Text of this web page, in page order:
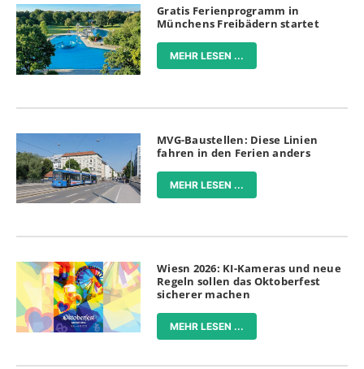
Gratis Ferienprogramm in
Münchens Freibädern startet
MEHR LESEN ...
MVG-Baustellen: Diese Linien
fahren in den Ferien anders
MEHR LESEN ...
Wiesn 2026: KI-Kameras und neue
Regeln sollen das Oktoberfest
sicherer machen
MEHR LESEN ...